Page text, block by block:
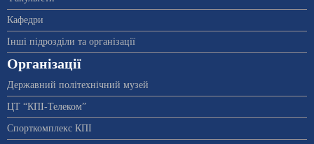
Кафедри
Інші підрозділи та організації
Організації
Державний політехнічний музей
ЦТ “КПІ-Телеком”
Спорткомплекс КПІ